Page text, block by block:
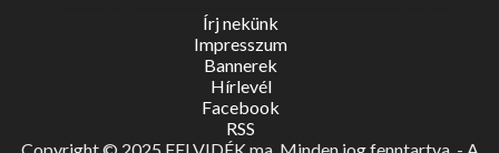
Írj nekünk
Impresszum
Bannerek
Hírlevél
Facebook
RSS